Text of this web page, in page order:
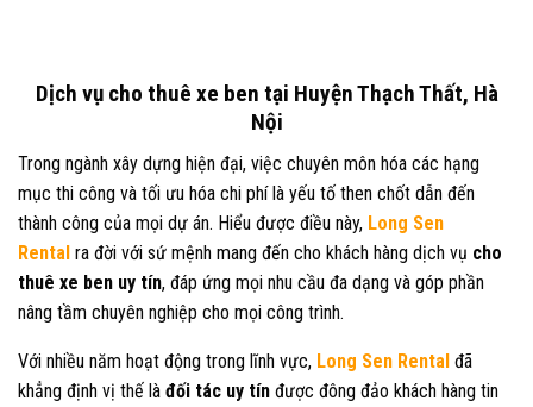
Dịch vụ cho thuê xe ben tại Huyện Thạch Thất, Hà
Nội
Trong ngành xây dựng hiện đại, việc chuyên môn hóa các hạng
mục thi công và tối ưu hóa chi phí là yếu tố then chốt dẫn đến
thành công của mọi dự án. Hiểu được điều này, Long Sen
Rental ra đời với sứ mệnh mang đến cho khách hàng dịch vụ cho
thuê xe ben uy tín, đáp ứng mọi nhu cầu đa dạng và góp phần
nâng tầm chuyên nghiệp cho mọi công trình.
Với nhiều năm hoạt động trong lĩnh vực, Long Sen Rental đã
khẳng định vị thế là đối tác uy tín được đông đảo khách hàng tin